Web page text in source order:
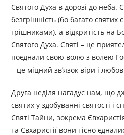
Святого Духа в дорозі до неба.
безгрішність (бо багато
грішниками), а відкритість на
Святого Духа. Святі – це
поєднали свою волю з волею
– це міцний зв’язок віри і
Друга неділя нагадує нам, що
святих у здобуванні святості і
Святі Тайни, зокрема
та Євхаристії вони тісно